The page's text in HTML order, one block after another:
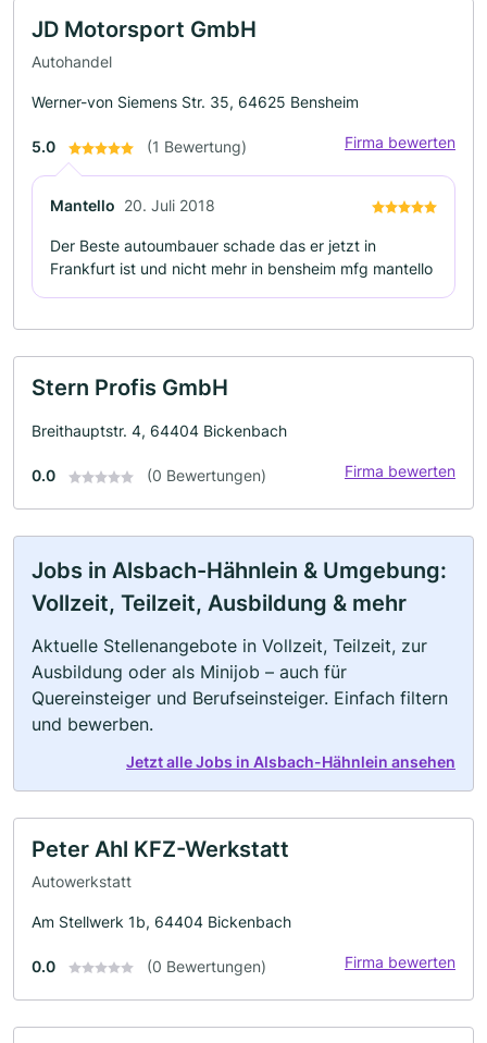
JD Motorsport GmbH
Autohandel
Werner-von Siemens Str. 35, 64625 Bensheim
5.0 (1 Bewertung) Firma bewerten
Mantello 20. Juli 2018
Der Beste autoumbauer schade das er jetzt in
Frankfurt ist und nicht mehr in bensheim mfg mantello
Stern Profis GmbH
Breithauptstr. 4, 64404 Bickenbach
0.0 (0 Bewertungen) Firma bewerten
Jobs in Alsbach-Hähnlein & Umgebung:
Vollzeit, Teilzeit, Ausbildung & mehr
Aktuelle Stellenangebote in Vollzeit, Teilzeit, zur
Ausbildung oder als Minijob – auch für
Quereinsteiger und Berufseinsteiger. Einfach filtern
und bewerben.
Jetzt alle Jobs in Alsbach-Hähnlein ansehen
Peter Ahl KFZ-Werkstatt
Autowerkstatt
Am Stellwerk 1b, 64404 Bickenbach
0.0 (0 Bewertungen) Firma bewerten